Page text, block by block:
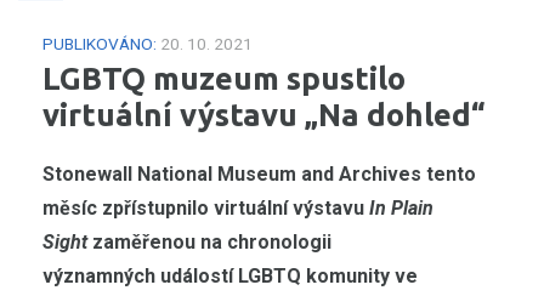
PUBLIKOVÁNO: 20. 10. 2021
LGBTQ muzeum spustilo
virtuální výstavu „Na dohled“
Stonewall National Museum and Archives tento
měsíc zpřístupnilo virtuální výstavu In Plain
Sightzaměřenou na chronologii
významných událostí LGBTQ komunity ve